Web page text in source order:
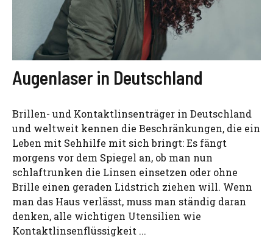
Augenlaser in Deutschland
Brillen- und Kontaktlinsenträger in Deutschland
und weltweit kennen die Beschränkungen, die ein
Leben mit Sehhilfe mit sich bringt: Es fängt
morgens vor dem Spiegel an, ob man nun
schlaftrunken die Linsen einsetzen oder ohne
Brille einen geraden Lidstrich ziehen will. Wenn
man das Haus verlässt, muss man ständig daran
denken, alle wichtigen Utensilien wie
Kontaktlinsenflüssigkeit ...